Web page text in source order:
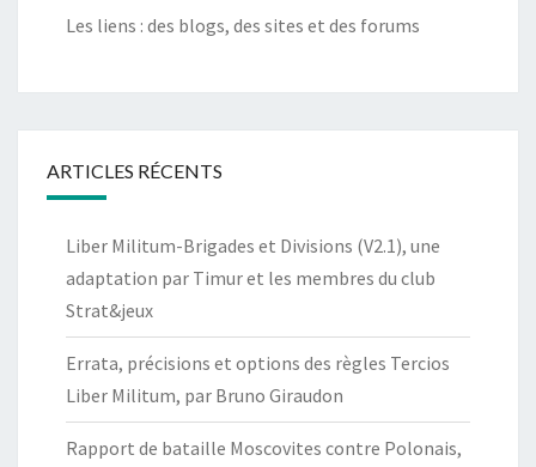
Les liens : des blogs, des sites et des forums
ARTICLES RÉCENTS
Liber Militum-Brigades et Divisions (V2.1), une
adaptation par Timur et les membres du club
Strat&jeux
Errata, précisions et options des règles Tercios
Liber Militum, par Bruno Giraudon
Rapport de bataille Moscovites contre Polonais,